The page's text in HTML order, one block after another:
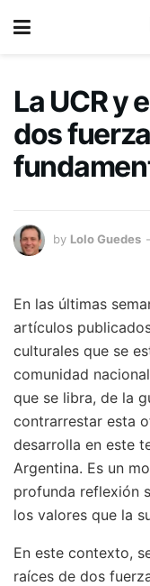
La UCR y
dos
by Lolo Guedes
En las últimas
artículos
culturales que se
comunidad
que se libra, de la
contrarrestar esta
desarrolla en este
Argentina. Es un
profunda reflexión
los valores que la
En este contexto,
raíces de dos